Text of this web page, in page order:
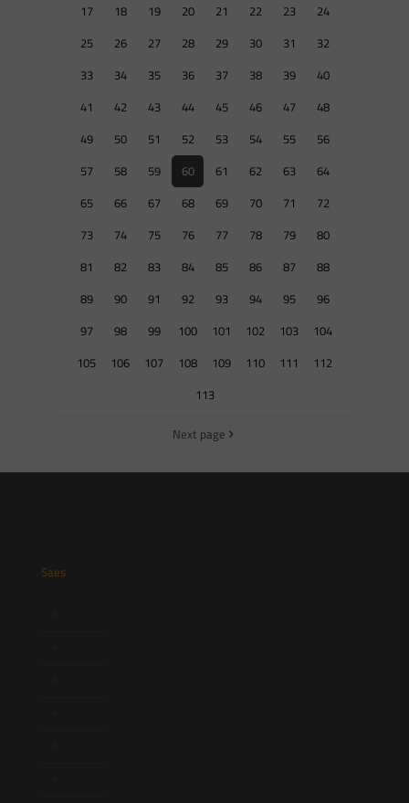
17
18 19 20 21 22 23
24
25
26 27 28 29 30 31
32
33
34 35 36 37 38 39
40
41
42 43 44 45 46 47
48
49
50 51 52 53 54 55
56
57
58 59 60 61 62 63
64
65
66 67 68 69 70 71
72
73
74 75 76 77 78 79
80
81
82 83 84 85 86 87
88
89
90 91 92 93 94 95
96
97
98 99 100 101 102 103
104
105
106 107 108 109 110 111
112
113
Next page
Saes